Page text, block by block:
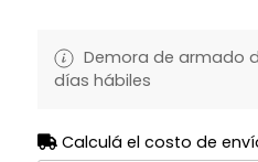
Demora de armado
días hábiles
Calculá el costo de